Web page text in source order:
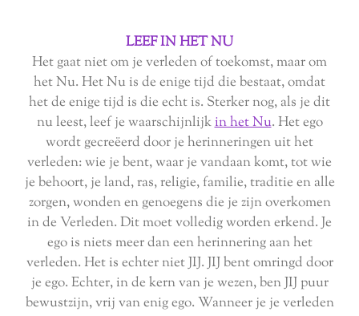
LEEF IN HET NU
Het gaat niet om je verleden of toekomst, maar om
het Nu. Het Nu is de enige tijd die bestaat, omdat
het de enige tijd is die echt is. Sterker nog, als je dit
nu leest, leef je waarschijnlijkin het Nu. Het ego
wordt gecreëerd door je herinneringen uit het
verleden: wie je bent, waar je vandaan komt, tot wie
je behoort, je land, ras, religie, familie, traditie en alle
zorgen, wonden en genoegens die je zijn overkomen
in de Verleden. Dit moet volledig worden erkend. Je
ego is niets meer dan een herinnering aan het
verleden. Het is echter niet JIJ. JIJ bent omringd door
je ego. Echter, in de kern van je wezen, ben JIJ puur
bewustzijn, vrij van enig ego. Wanneer je je verleden